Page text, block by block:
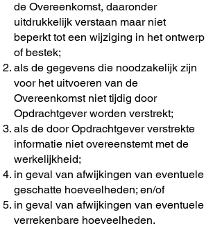
de Overeenkomst, daaronder
uitdrukkelijk verstaan maar niet
beperkt tot een wijziging in het ontwerp
of bestek;
als de gegevens die noodzakelijk zijn
voor het uitvoeren van de
Overeenkomst niet tijdig door
Opdrachtgever worden verstrekt;
als de door Opdrachtgever verstrekte
informatie niet overeenstemt met de
werkelijkheid;
in geval van afwijkingen van eventuele
geschatte hoeveelheden; en/of
in geval van afwijkingen van eventuele
verrekenbare hoeveelheden.